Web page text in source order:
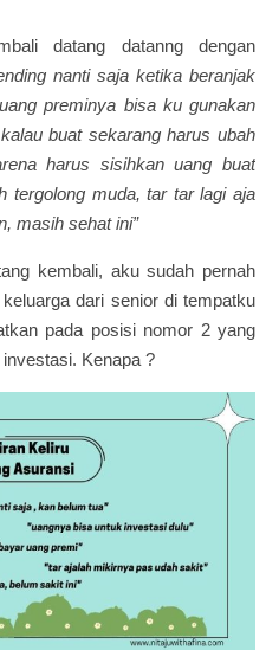
datang datanng dengan
nanti saja ketika beranjak
preminya bisa ku gunakan
kalau buat sekarang harus ubah
harus sisihkan uang buat
tergolong muda, tar tar lagi aja
masih sehat ini”
kembali, aku sudah pernah
dari senior di tempatku
pada posisi nomor 2 yang
Kenapa ?